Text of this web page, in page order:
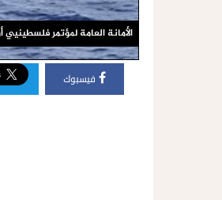
الأمانة العامة لمؤتمر فلسطينيي
فيسبوك